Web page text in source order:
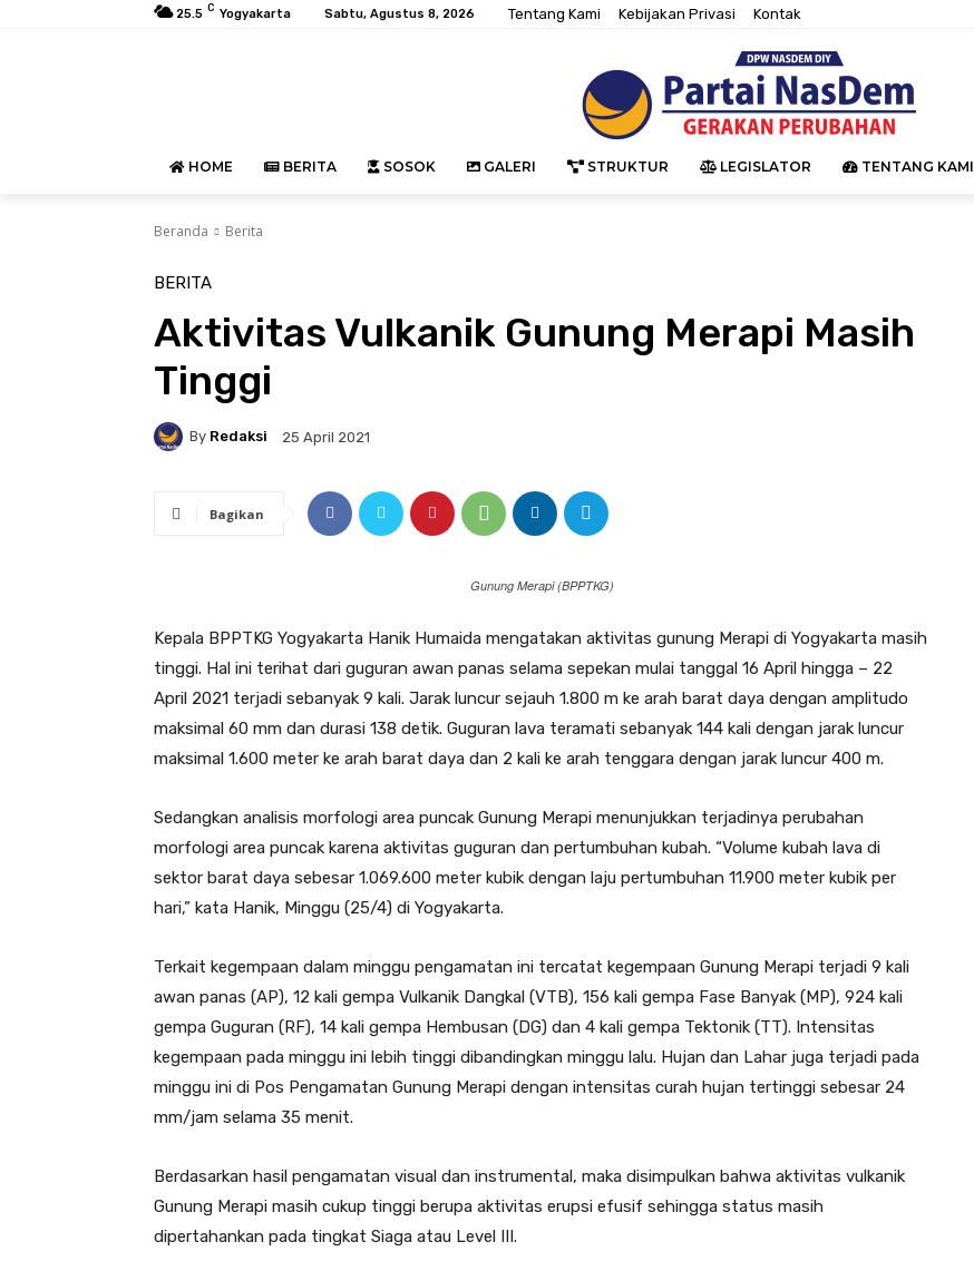
25.5 C Yogyakarta Sabtu, Agustus 8, 2026 Tentang Kami Kebijakan Privasi Kontak
HOME BERITA SOSOK GALERI STRUKTUR LEGISLATOR TENTANG KAMI
Beranda Berita
BERITA
Aktivitas Vulkanik Gunung Merapi Masih
Tinggi
By Redaksi 25 April 2021
Bagikan
Gunung Merapi (BPPTKG)
Kepala BPPTKG Yogyakarta Hanik Humaida mengatakan aktivitas gunung Merapi di Yogyakarta masih
tinggi. Hal ini terihat dari guguran awan panas selama sepekan mulai tanggal 16 April hingga – 22
April 2021 terjadi sebanyak 9 kali. Jarak luncur sejauh 1.800 m ke arah barat daya dengan amplitudo
maksimal 60 mm dan durasi 138 detik. Guguran lava teramati sebanyak 144 kali dengan jarak luncur
maksimal 1.600 meter ke arah barat daya dan 2 kali ke arah tenggara dengan jarak luncur 400 m.
Sedangkan analisis morfologi area puncak Gunung Merapi menunjukkan terjadinya perubahan
morfologi area puncak karena aktivitas guguran dan pertumbuhan kubah. “Volume kubah lava di
sektor barat daya sebesar 1.069.600 meter kubik dengan laju pertumbuhan 11.900 meter kubik per
hari,” kata Hanik, Minggu (25/4) di Yogyakarta.
Terkait kegempaan dalam minggu pengamatan ini tercatat kegempaan Gunung Merapi terjadi 9 kali
awan panas (AP), 12 kali gempa Vulkanik Dangkal (VTB), 156 kali gempa Fase Banyak (MP), 924 kali
gempa Guguran (RF), 14 kali gempa Hembusan (DG) dan 4 kali gempa Tektonik (TT). Intensitas
kegempaan pada minggu ini lebih tinggi dibandingkan minggu lalu. Hujan dan Lahar juga terjadi pada
minggu ini di Pos Pengamatan Gunung Merapi dengan intensitas curah hujan tertinggi sebesar 24
mm/jam selama 35 menit.
Berdasarkan hasil pengamatan visual dan instrumental, maka disimpulkan bahwa aktivitas vulkanik
Gunung Merapi masih cukup tinggi berupa aktivitas erupsi efusif sehingga status masih
dipertahankan pada tingkat Siaga atau Level III.